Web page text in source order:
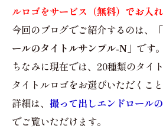
ルロゴをサービス（無料）でお入
今回のブログでご紹介するのは、
ールのタイトルサンプル-N」 です。
ちなみに現在では、20種類のタイ
タイトルロゴをお選びいただくこと
詳細は、 撮って出しエンドロール
でご覧いただけます。